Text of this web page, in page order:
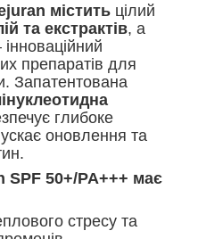
містить цілий
та екстрактів, а
інноваційний
препаратів для
Запатентована
глибоке
оновлення та
SPF 50+/PA+++ має
стресу та